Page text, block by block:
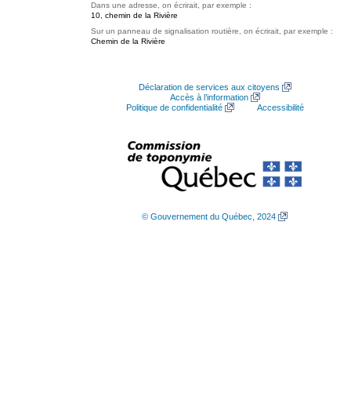
Dans une adresse, on écrirait, par exemple :
10, chemin de la Rivière
Sur un panneau de signalisation routière, on écrirait, par exemple :
Chemin de la Rivière
Déclaration de services aux citoyens
Accès à l’information
Politique de confidentialité
Accessibilité
© Gouvernement du Québec, 2024